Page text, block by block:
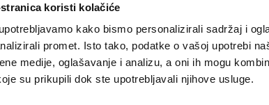
koristi kolačiće
kako bismo personalizirali sadržaj i
promet. Isto tako, podatke o vašoj upotrebi
medije, oglašavanje i analizu, a oni ih mogu
su prikupili dok ste upotrebljavali njihove usluge.